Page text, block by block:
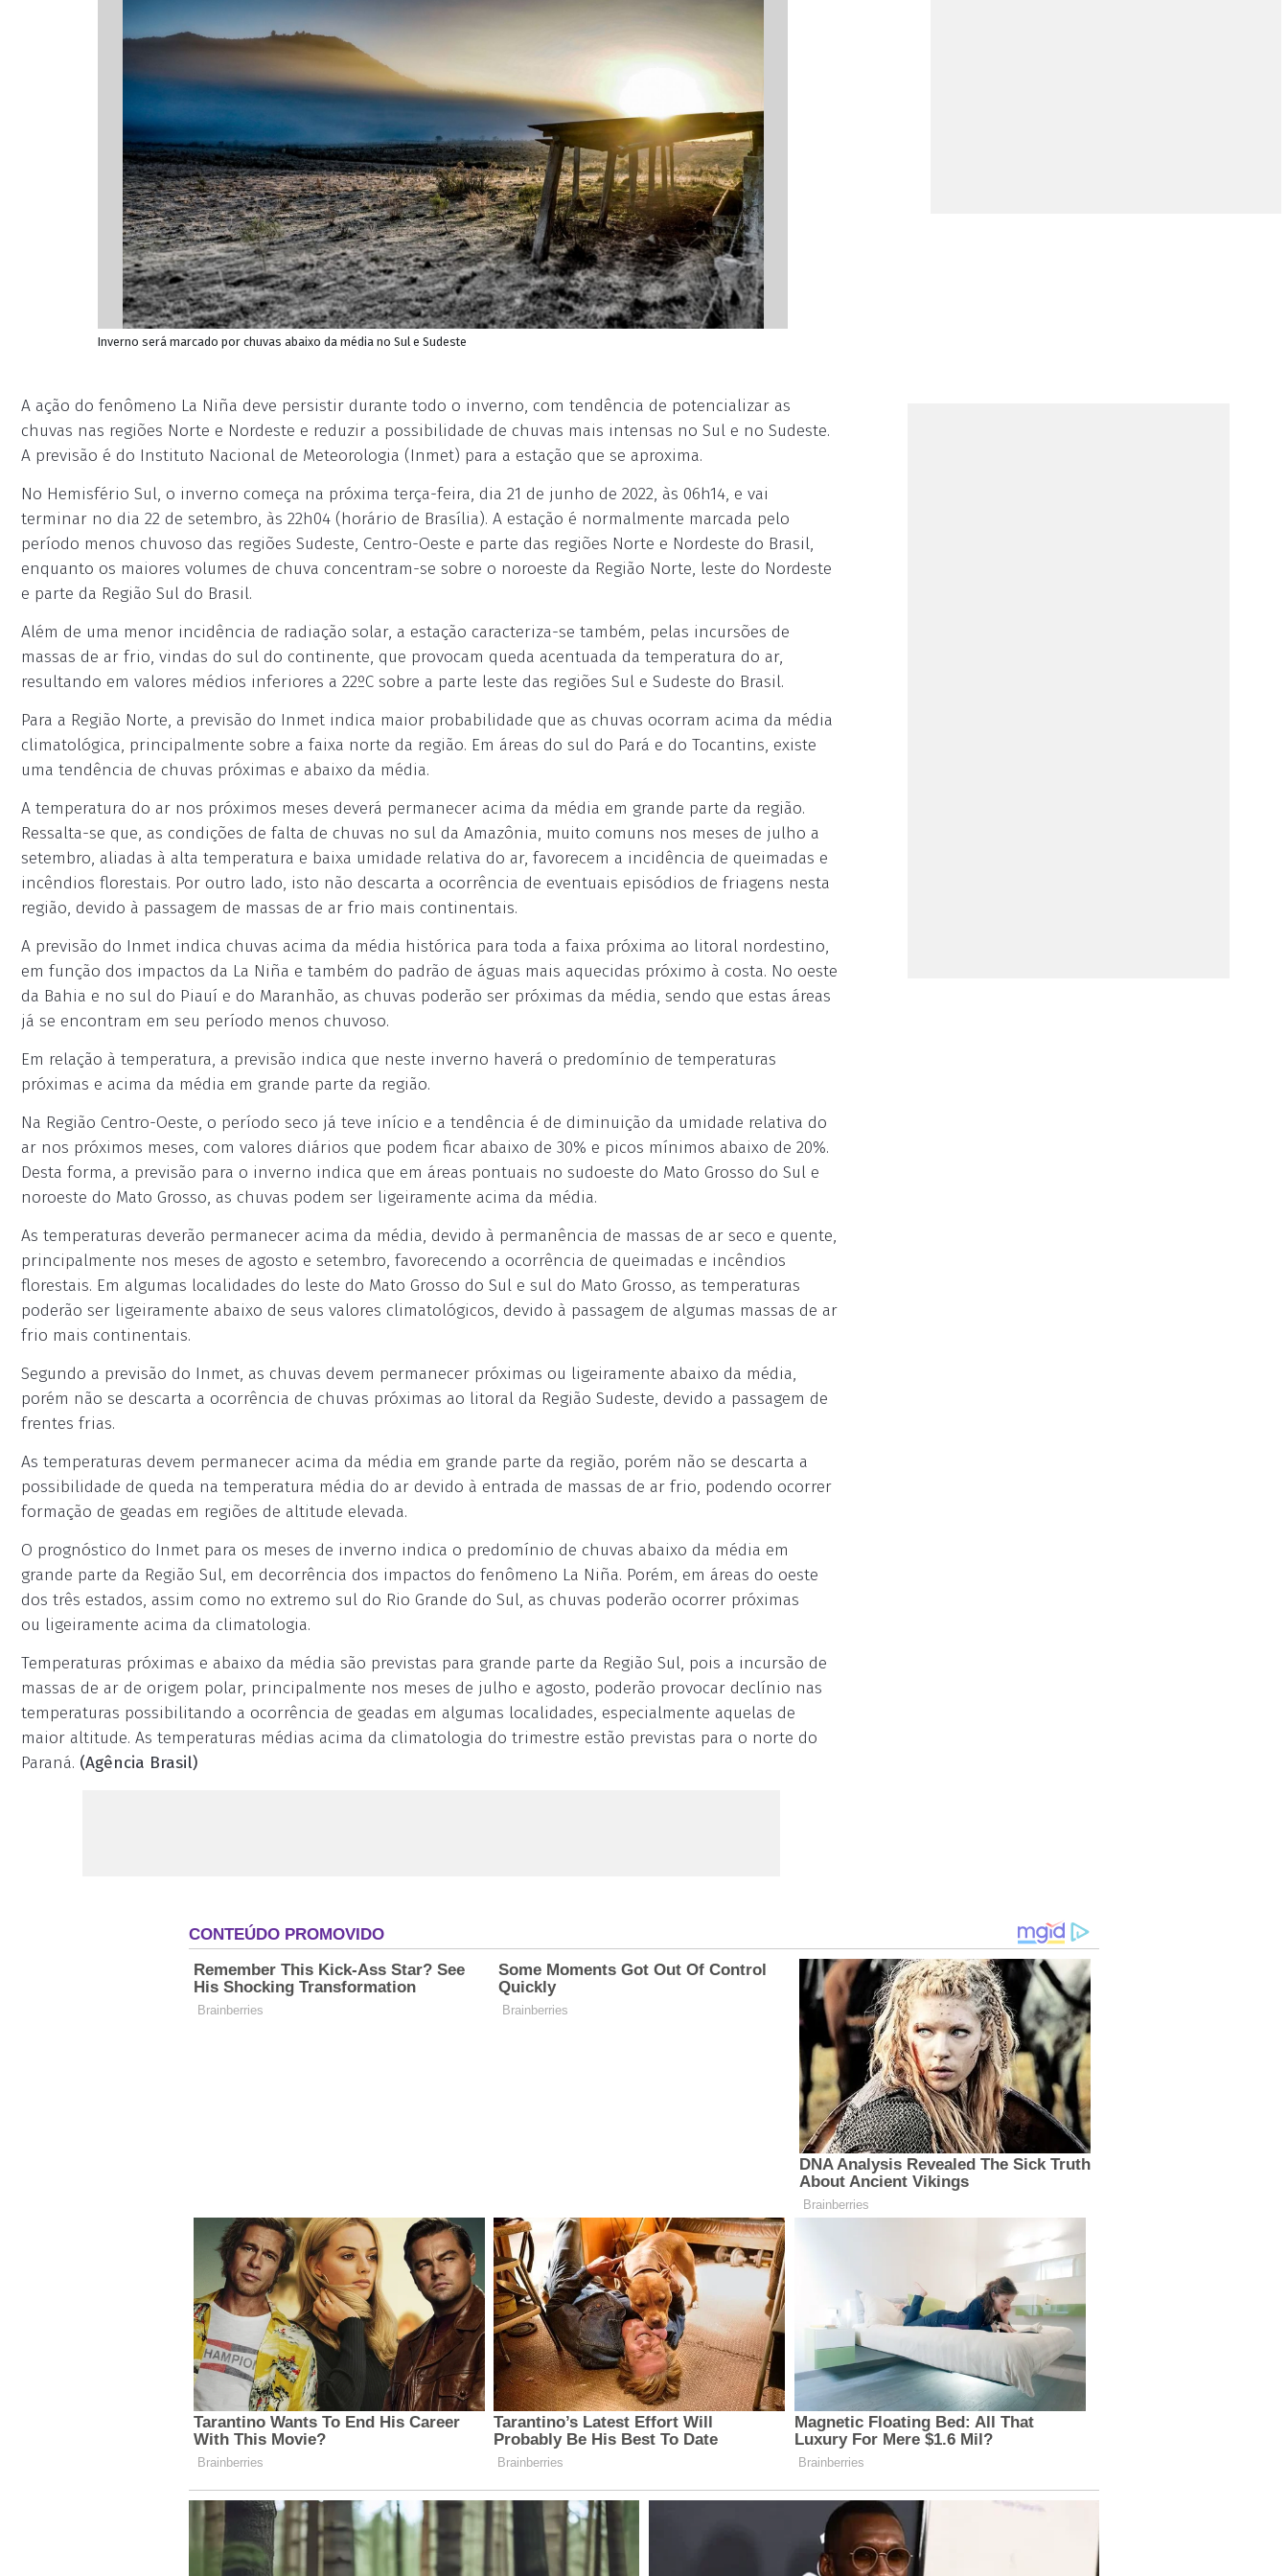
Inverno será marcado por chuvas abaixo da média no Sul e Sudeste
A ação do fenômeno La Niña deve persistir durante todo o inverno, com tendência de potencializar as
chuvas nas regiões Norte e Nordeste e reduzir a possibilidade de chuvas mais intensas no Sul e no Sudeste.
A previsão é do Instituto Nacional de Meteorologia (Inmet) para a estação que se aproxima.
No Hemisfério Sul, o inverno começa na próxima terça-feira, dia 21 de junho de 2022, às 06h14, e vai
terminar no dia 22 de setembro, às 22h04 (horário de Brasília). A estação é normalmente marcada pelo
período menos chuvoso das regiões Sudeste, Centro-Oeste e parte das regiões Norte e Nordeste do Brasil,
enquanto os maiores volumes de chuva concentram-se sobre o noroeste da Região Norte, leste do Nordeste
e parte da Região Sul do Brasil.
Além de uma menor incidência de radiação solar, a estação caracteriza-se também, pelas incursões de
massas de ar frio, vindas do sul do continente, que provocam queda acentuada da temperatura do ar,
resultando em valores médios inferiores a 22ºC sobre a parte leste das regiões Sul e Sudeste do Brasil.
Para a Região Norte, a previsão do Inmet indica maior probabilidade que as chuvas ocorram acima da média
climatológica, principalmente sobre a faixa norte da região. Em áreas do sul do Pará e do Tocantins, existe
uma tendência de chuvas próximas e abaixo da média.
A temperatura do ar nos próximos meses deverá permanecer acima da média em grande parte da região.
Ressalta-se que, as condições de falta de chuvas no sul da Amazônia, muito comuns nos meses de julho a
setembro, aliadas à alta temperatura e baixa umidade relativa do ar, favorecem a incidência de queimadas e
incêndios florestais. Por outro lado, isto não descarta a ocorrência de eventuais episódios de friagens nesta
região, devido à passagem de massas de ar frio mais continentais.
A previsão do Inmet indica chuvas acima da média histórica para toda a faixa próxima ao litoral nordestino,
em função dos impactos da La Niña e também do padrão de águas mais aquecidas próximo à costa. No oeste
da Bahia e no sul do Piauí e do Maranhão, as chuvas poderão ser próximas da média, sendo que estas áreas
já se encontram em seu período menos chuvoso.
Em relação à temperatura, a previsão indica que neste inverno haverá o predomínio de temperaturas
próximas e acima da média em grande parte da região.
Na Região Centro-Oeste, o período seco já teve início e a tendência é de diminuição da umidade relativa do
ar nos próximos meses, com valores diários que podem ficar abaixo de 30% e picos mínimos abaixo de 20%.
Desta forma, a previsão para o inverno indica que em áreas pontuais no sudoeste do Mato Grosso do Sul e
noroeste do Mato Grosso, as chuvas podem ser ligeiramente acima da média.
As temperaturas deverão permanecer acima da média, devido à permanência de massas de ar seco e quente,
principalmente nos meses de agosto e setembro, favorecendo a ocorrência de queimadas e incêndios
florestais. Em algumas localidades do leste do Mato Grosso do Sul e sul do Mato Grosso, as temperaturas
poderão ser ligeiramente abaixo de seus valores climatológicos, devido à passagem de algumas massas de ar
frio mais continentais.
Segundo a previsão do Inmet, as chuvas devem permanecer próximas ou ligeiramente abaixo da média,
porém não se descarta a ocorrência de chuvas próximas ao litoral da Região Sudeste, devido a passagem de
frentes frias.
As temperaturas devem permanecer acima da média em grande parte da região, porém não se descarta a
possibilidade de queda na temperatura média do ar devido à entrada de massas de ar frio, podendo ocorrer
formação de geadas em regiões de altitude elevada.
O prognóstico do Inmet para os meses de inverno indica o predomínio de chuvas abaixo da média em
grande parte da Região Sul, em decorrência dos impactos do fenômeno La Niña. Porém, em áreas do oeste
dos três estados, assim como no extremo sul do Rio Grande do Sul, as chuvas poderão ocorrer próximas
ou ligeiramente acima da climatologia.
Temperaturas próximas e abaixo da média são previstas para grande parte da Região Sul, pois a incursão de
massas de ar de origem polar, principalmente nos meses de julho e agosto, poderão provocar declínio nas
temperaturas possibilitando a ocorrência de geadas em algumas localidades, especialmente aquelas de
maior altitude. As temperaturas médias acima da climatologia do trimestre estão previstas para o norte do
Paraná. (Agência Brasil)